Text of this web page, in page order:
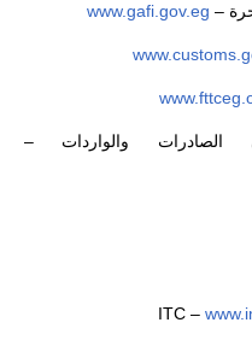
–
الصادرات والواردات –